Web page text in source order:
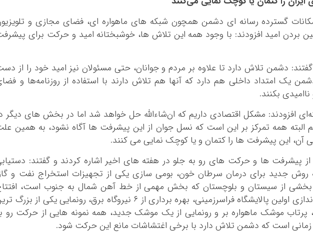
گسترده رسانه ای دشمن همچون شبکه های ماهواره ای، فضای مجازی و
بردن امید افزودند: با وجود همه این تلاش ها، خوشبختانه امید و حرکت برای
گفتند: دشمن تلاش دارد تا علاوه بر مردم و جوانان، حتی مسئولان نیز امید خود را از
یک امتداد داخلی هم دارد که آنها هم تلاش دارند با استفاده از روزنامه‌ها و
بکنند.
افزودند: مشکل اقتصادی داریم که ان‌شاءالله حل خواهد شد اما در بخش های دیگر
همه تمرکز بر این است که نسل جوان از این پیشرفت ها آگاه نشود، به همین
آن، این پیشرفت ها را کتمان و یا کوچک نمایی می کنند.
از پیشرفت ها و حرکت های رو به جلو در هفته های اخیر اشاره کردند و گفتند:
روش جدید برای درمان سرطان خون، بومی سازی یکی از تجهیزات استخراج نفت و
از سیستان و بلوچستان که بخش مهمی از خط آهن شمال به جنوب است،
چندین کارخانه، راه اندازی اولین پالایشگاه فراسرزمینی، بهره برداری از ۶ نیروگاه برق، رونمایی یکی از
موشک ماهواره بر و رونمایی از یک موشک جدید، همه نمونه هایی از حرکت رو
است که دشمن تلاش دارد با برخی اغتشاشات مانع این حرکت شود.